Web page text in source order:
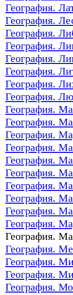
География.
География.
География.
География.
География.
География.
География.
География.
География.
География.
География.
География.
География.
География.
География.
География.
География.
География.
География.
География.
География.
География.
География.